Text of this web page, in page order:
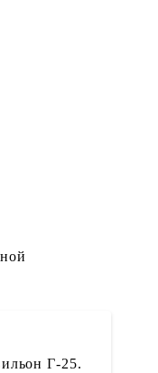
Г-25.